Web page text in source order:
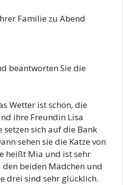
Familie zu Abend
beantworten Sie die
Wetter ist schön, die
ihre Freundin Lisa
setzen sich auf die Bank
sehen sie die Katze von
heißt Mia und ist sehr
beiden Mädchen und
drei sind sehr glücklich.